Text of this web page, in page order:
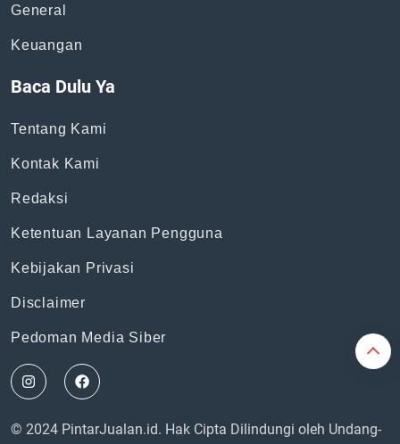
General
Keuangan
Baca Dulu Ya
Tentang Kami
Kontak Kami
Redaksi
Ketentuan Layanan Pengguna
Kebijakan Privasi
Disclaimer
Pedoman Media Siber
© 2024 PintarJualan.id. Hak Cipta Dilindungi oleh Undang-